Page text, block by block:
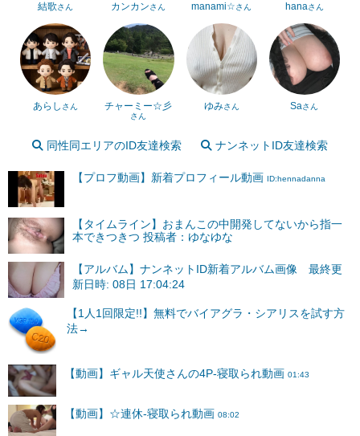
結歌さん カンカンさん manami☆さん hanaさん
あらし さん チャーミー☆彡
さん
ゆみさん Saさん
同性同エリアのID友達検索 ナンネットID友達検索
【プロフ動画】新着プロフィール動画 ID:hennadanna
【タイムライン】おまんこの中開発してないから指一
本できつきつ 投稿者：ゆなゆな
【アルバム】ナンネットID新着アルバム画像 最終更
新日時: 08日 17:04:24